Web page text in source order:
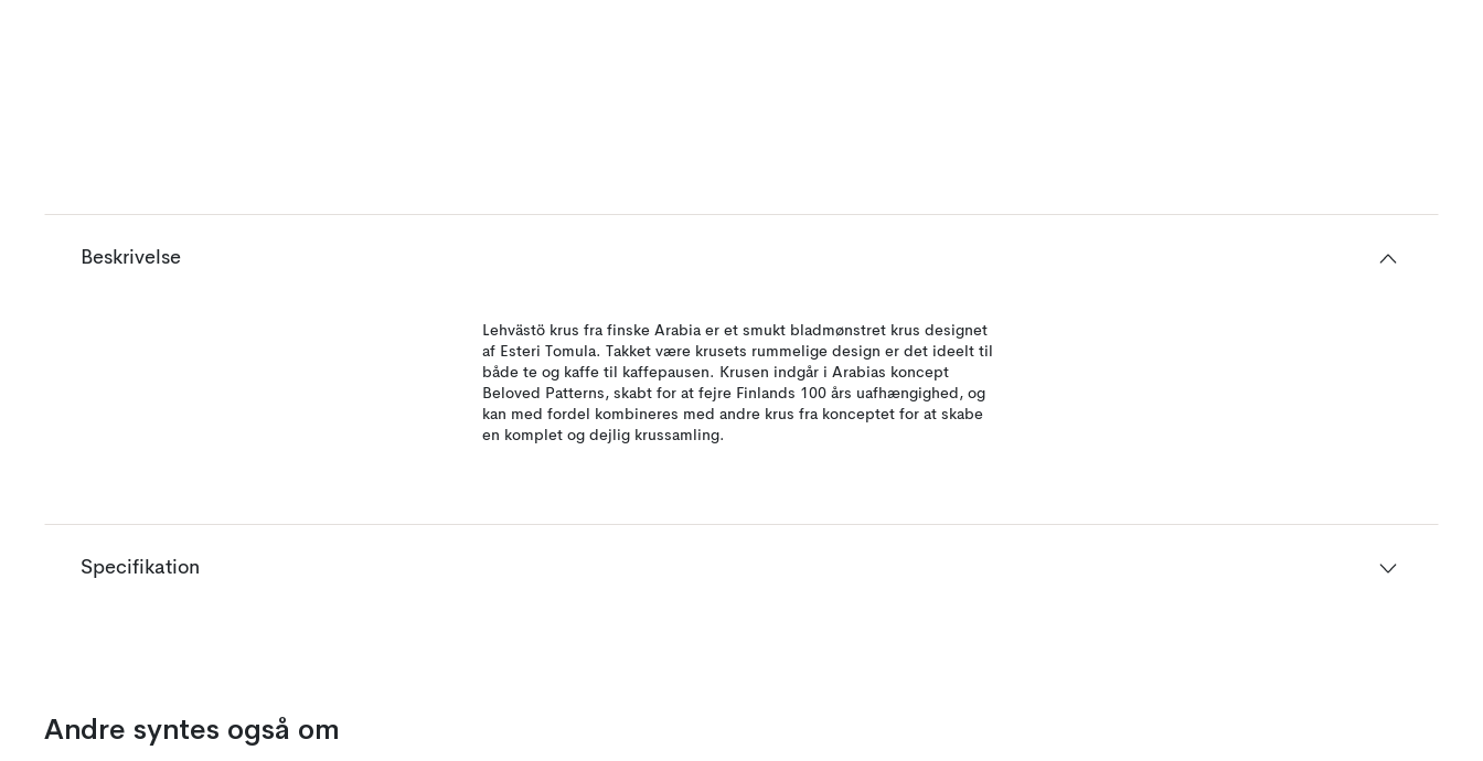
Beskrivelse
Lehvästö krus fra finske Arabia er et smukt bladmønstret krus designet
af Esteri Tomula. Takket være krusets rummelige design er det ideelt til
både te og kaffe til kaffepausen. Krusen indgår i Arabias koncept
Beloved Patterns, skabt for at fejre Finlands 100 års uafhængighed, og
kan med fordel kombineres med andre krus fra konceptet for at skabe
en komplet og dejlig krussamling.
Specifikation
Andre syntes også om